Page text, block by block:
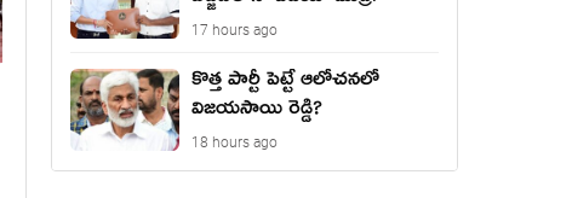
17 hours ago
కొత్త పార్టీ పెట్టే ఆలోచనలో
విజయసాయి రెడ్డి?
18 hours ago